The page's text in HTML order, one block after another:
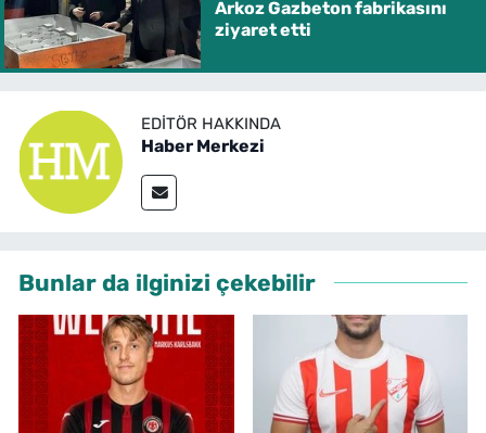
Arkoz Gazbeton fabrikasını
ziyaret etti
EDITÖR HAKKINDA
Haber Merkezi
Bunlar da ilginizi çekebilir